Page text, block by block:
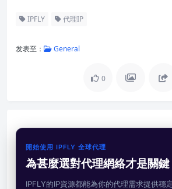
IPFLY 代理IP
发表至： General
0
開始使用 IPFLY 全球代理
為甚麼選對代理網絡才是關鍵
IPFLY的IP資源都能為你的代理需求提供穩